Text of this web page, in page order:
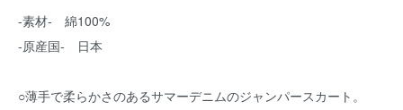
-素材- 綿100%
-原産国- 日本
○薄手で柔らかさのあるサマーデニムのジャンパースカート。